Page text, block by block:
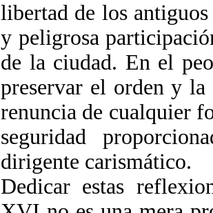
libertad de los
y peligrosa
de la ciudad. En el
preservar el orden y
renuncia de cualquier
seguridad
dirigente carismático.
Dedicar estas